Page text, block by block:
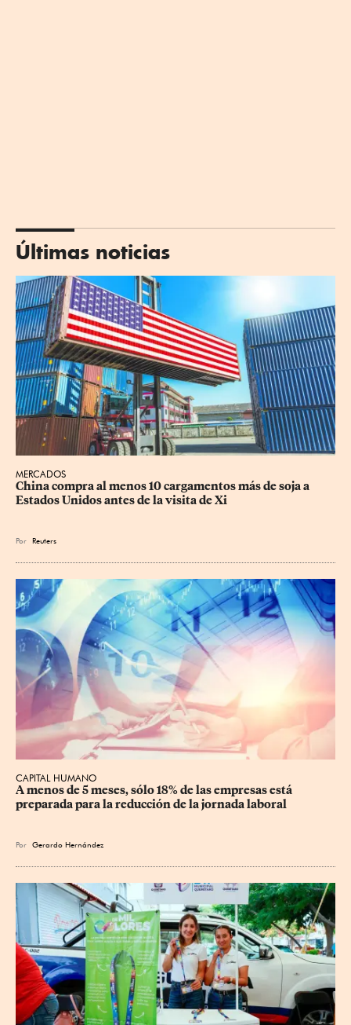
Últimas noticias
MERCADOS
China compra al menos 10 cargamentos más de soja a
Estados Unidos antes de la visita de Xi
Por Reuters
CAPITAL HUMANO
A menos de 5 meses, sólo 18% de las empresas está
preparada para la reducción de la jornada laboral
Por Gerardo Hernández